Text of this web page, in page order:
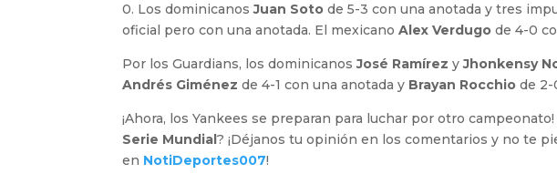
0. Los dominicanosJuan Soto de 5-3 con una anotada y tres
oficial pero con una anotada. El mexicanoAlex Verdugo de 4-0
Por los Guardians, los dominicanosJosé Ramírez yJhonkensy
Andrés Giménez de 4-1 con una anotada y Brayan Rocchio de 2-
¡Ahora, los Yankees se preparan para luchar por otro
Serie Mundial? ¡Déjanos tu opinión en los comentarios y no te
en NotiDeportes007!